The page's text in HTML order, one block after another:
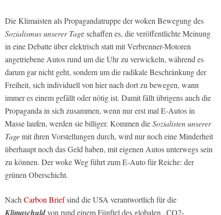
Die Klimaisten als Propagandatruppe der woken Bewegung des
Sozialismus unserer Tage schaffen es, die veröffentlichte Meinung
in eine Debatte über elektrisch statt mit Verbrenner-Motoren
angetriebene Autos rund um die Uhr zu verwickeln, während es
darum gar nicht geht, sondern um die radikale Beschränkung der
Freiheit, sich individuell von hier nach dort zu bewegen, wann
immer es einem gefällt oder nötig ist. Damit fällt übrigens auch die
Propaganda in sich zusammen, wenn nur erst mal E-Autos in
Masse laufen, werden sie billiger. Kommen dieSozialisten unserer
Tagemit ihren Vorstellungen durch, wird nur noch eine Minderheit
überhaupt noch das Geld haben, mit eigenen Autos unterwegs sein
zu können. Der woke Weg führt zum E-Auto für Reiche: der
grünen Oberschicht.
Nach Carbon Briefsind die USA verantwortlich für die
Klimaschuldvon rund einem Fünftel des globalen „CO2-